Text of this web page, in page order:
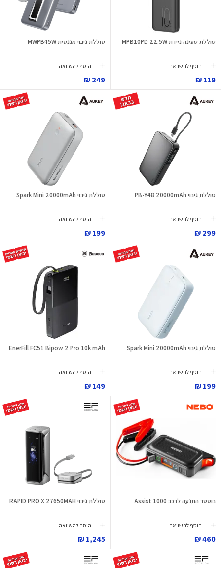
סוללת טעינה ניידת MPB10PD 22.5W
הוסף להשוואה
119 ₪
סוללת גיבוי מגנטית MWPB45W
הוסף להשוואה
249 ₪
סוללת גיבוי PB-Y48 20000mAh
הוסף להשוואה
299 ₪
סוללת גיבוי Spark Mini 20000mAh
הוסף להשוואה
199 ₪
סוללת גיבוי Spark Mini 20000mAh
הוסף להשוואה
199 ₪
EnerFill FC51 Bipow 2 Pro 10k mAh
הוסף להשוואה
149 ₪
בוסטר התנעה לרכב Assist 1000
הוסף להשוואה
460 ₪
סוללת גיבוי RAPID PRO X 27650MAH
הוסף להשוואה
1,245 ₪